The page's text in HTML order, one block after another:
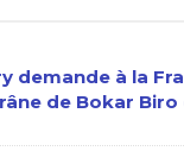
demande à la
de Bokar